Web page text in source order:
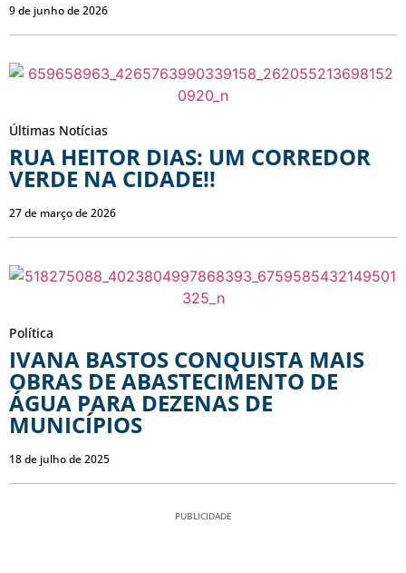
9 de junho de 2026
Últimas Notícias
RUA HEITOR DIAS: UM CORREDOR
VERDE NA CIDADE!!
27 de março de 2026
Política
IVANA BASTOS CONQUISTA MAIS
OBRAS DE ABASTECIMENTO DE
ÁGUA PARA DEZENAS DE
MUNICÍPIOS
18 de julho de 2025
PUBLICIDADE